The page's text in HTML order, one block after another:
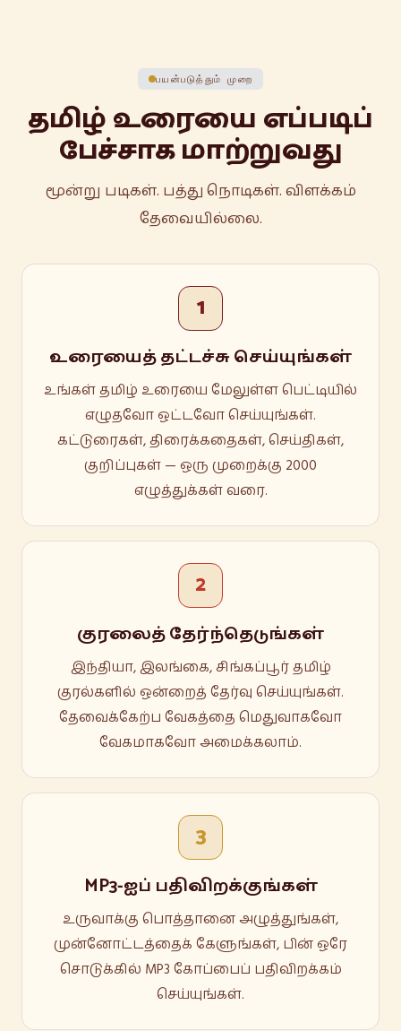
பயன்படுத்தும் முறை
தமிழ் உரையை எப்படிப்
பேச்சாக மாற்றுவது
மூன்று படிகள். பத்து நொடிகள். விளக்கம்
தேவையில்லை.
1
உரையைத் தட்டச்சு செய்யுங்கள்
உங்கள் தமிழ் உரையை மேலுள்ள பெட்டியில்
எழுதவோ ஒட்டவோ செய்யுங்கள்.
கட்டுரைகள், திரைக்கதைகள், செய்திகள்,
குறிப்புகள் — ஒரு முறைக்கு 2000
எழுத்துக்கள் வரை.
2
குரலைத் தேர்ந்தெடுங்கள்
இந்தியா, இலங்கை, சிங்கப்பூர் தமிழ்
குரல்களில் ஒன்றைத் தேர்வு செய்யுங்கள்.
தேவைக்கேற்ப வேகத்தை மெதுவாகவோ
வேகமாகவோ அமைக்கலாம்.
3
MP3-ஐப் பதிவிறக்குங்கள்
உருவாக்கு பொத்தானை அழுத்துங்கள்,
முன்னோட்டத்தைக் கேளுங்கள், பின் ஒரே
சொடுக்கில் MP3 கோப்பைப் பதிவிறக்கம்
செய்யுங்கள்.